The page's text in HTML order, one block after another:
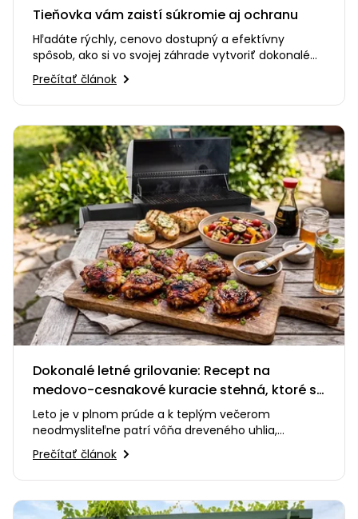
Tieňovka vám zaistí súkromie aj ochranu
Hľadáte rýchly, cenovo dostupný a efektívny
spôsob, ako si vo svojej záhrade vytvoriť dokonalé
súkromie? Alebo…
Prečítať článok
Dokonalé letné grilovanie: Recept na
medovo-cesnakové kuracie stehná, ktoré si
zamilujete
Leto je v plnom prúde a k teplým večerom
neodmysliteľne patrí vôňa dreveného uhlia,
praskanie ohňa a smiech s priateľmi…
Prečítať článok